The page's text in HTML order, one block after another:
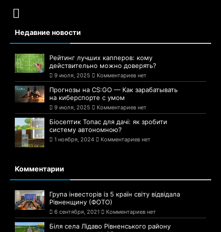
Недавние новости
Рейтинг лучших капперов: кому
действительно можно доверять?
9 июля, 2025 Комментариев нет
Прогнозы на CS:GO — Как зарабатывать
на киберспорте с умом
9 июля, 2025 Комментариев нет
Біосептик Топас для дачі: як зробити
систему автономною?
1 ноября, 2024 Комментариев нет
Комментарии
Група інвесторів із 5 країн світу відвідала
Рівненщину (ФОТО)
6 сентября, 2021 Комментариев нет
Біля села Лідаво Рівненського району